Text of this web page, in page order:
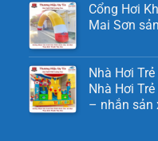
Cổng Hơi
Mai Sơn
Nhà Hơi
Nhà Hơi
– nhắn sản